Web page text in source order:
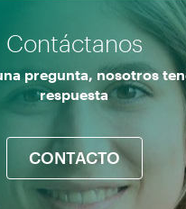
Contáctanos
pregunta, nosotros
respuesta
CONTACTO